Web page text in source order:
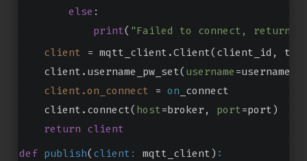
else :
print( "Failed to connect, return
client = mqtt_client.Client(client_id,
    client.username_pw_set(
username =username,
client.on_connect = on _connect
    client.connect(
host=broker, port=port)
return client
def publish( client: mqtt_client) :